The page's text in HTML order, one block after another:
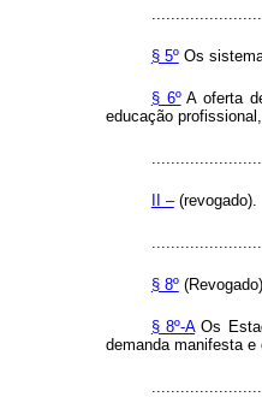
§ 5ºOs
§ 6ºA oferta
educação
II –(revogado).
§ 8º
§ 8º-AOs
demanda manifesta